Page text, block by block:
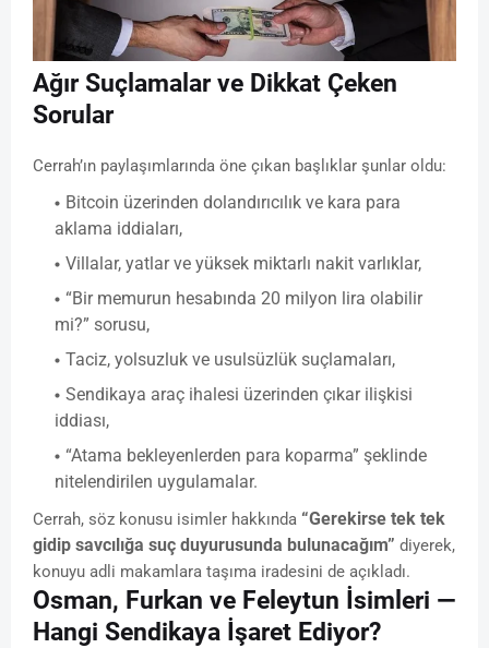
Ağır Suçlamalar ve Dikkat Çeken
Sorular
Cerrah’ın paylaşımlarında öne çıkan başlıklar şunlar oldu:
Bitcoin üzerinden dolandırıcılık ve kara para
aklama iddiaları,
Villalar, yatlar ve yüksek miktarlı nakit varlıklar,
“Bir memurun hesabında 20 milyon lira olabilir
mi?” sorusu,
Taciz, yolsuzluk ve usulsüzlük suçlamaları,
Sendikaya araç ihalesi üzerinden çıkar ilişkisi
iddiası,
“Atama bekleyenlerden para koparma” şeklinde
nitelendirilen uygulamalar.
Cerrah, söz konusu isimler hakkında “Gerekirse tek tek
gidip savcılığa suç duyurusunda bulunacağım” diyerek,
konuyu adli makamlara taşıma iradesini de açıkladı.
Osman, Furkan ve Feleytun İsimleri —
Hangi Sendikaya İşaret Ediyor?